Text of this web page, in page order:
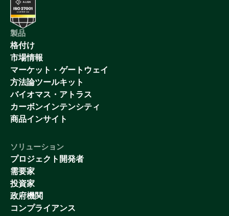
製品
格付け
市場情報
マーケット・ゲートウェイ
方法論ツールキット
バイオマス・アトラス
カーボンインテンシティ
商品インサイト
ソリューション
プロジェクト開発者
需要家
投資家
政府機関
コンプライアンス